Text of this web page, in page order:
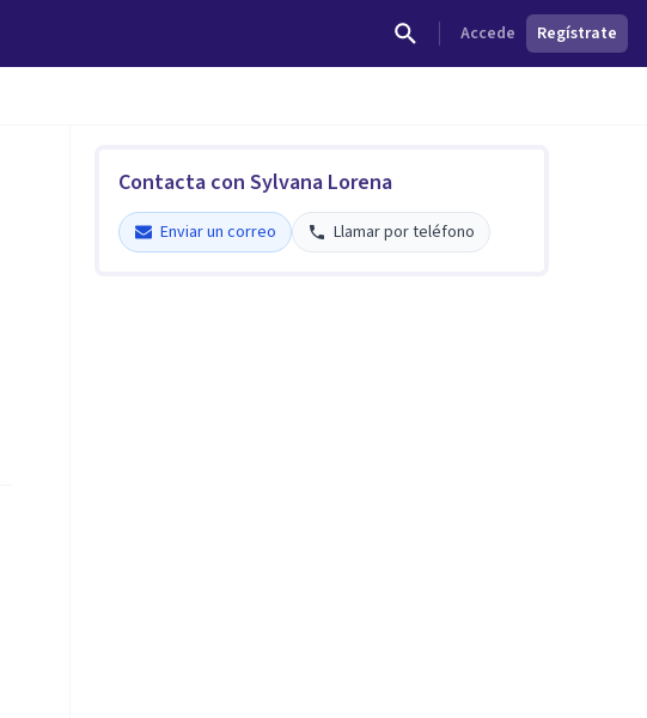
Accede Regístrate
Contacta con Sylvana Lorena
Enviar un correo Llamar por teléfono